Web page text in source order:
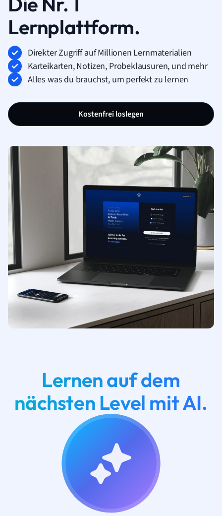
Lernplattform.
Direkter Zugriff auf Millionen Lernmaterialien
Karteikarten, Notizen, Probeklausuren, und mehr
Alles was du brauchst, um perfekt zu lernen
Kostenfrei loslegen
Lernen auf dem
nächsten Level mit AI.